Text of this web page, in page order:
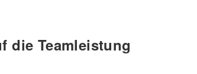
die Teamleistung